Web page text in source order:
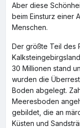
Aber diese
beim Einsturz einer
Menschen.
Der größte Teil des
30 Millionen stand
wurden die
Boden abgelegt.
Meeresboden
gebildet, die an
Küsten und